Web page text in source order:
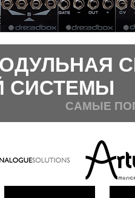
СИСТЕМЫ
САМЫЕ